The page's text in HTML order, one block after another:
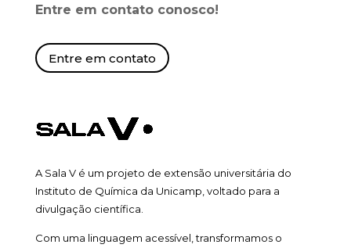
Entre em contato conosco!
Entre em contato
A Sala V é um projeto de extensão universitária do
Instituto de Química da Unicamp, voltado para a
divulgação científica.
Com uma linguagem acessível, transformamos o